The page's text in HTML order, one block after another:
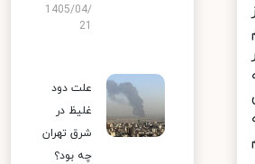
1405/04/
علت دود
غلیظ در
شرق تهران
چه بود؟